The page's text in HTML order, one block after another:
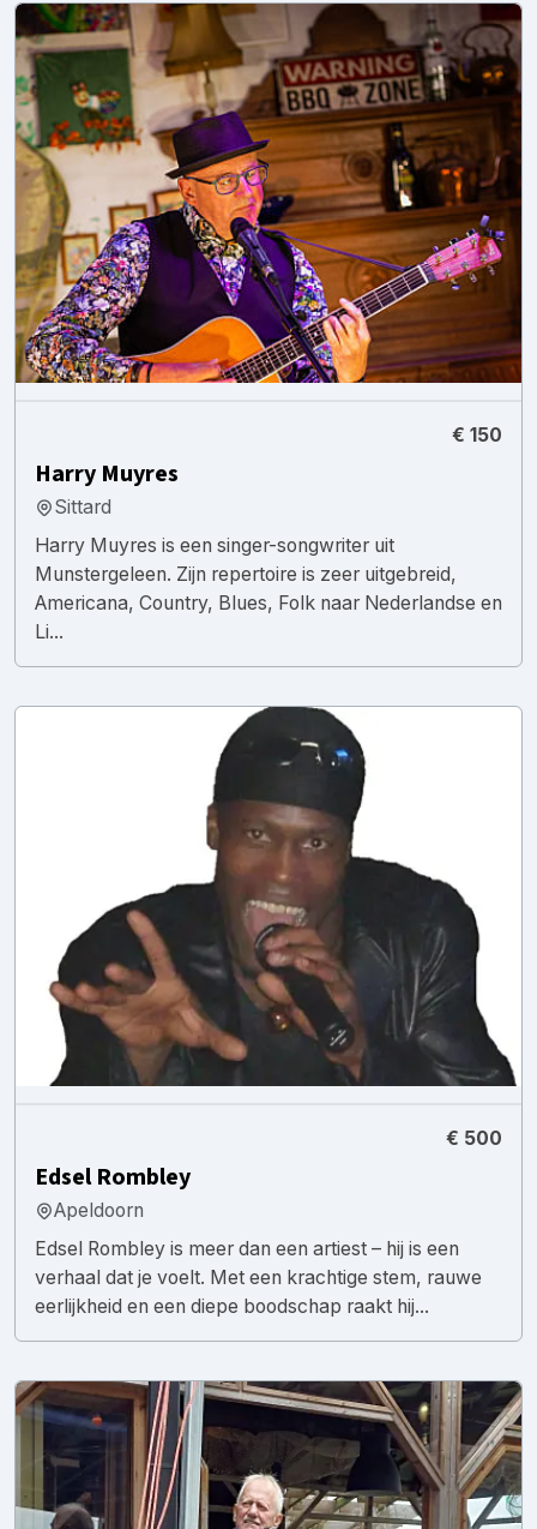
€ 150
Harry Muyres
Sittard
Harry Muyres is een singer-songwriter uit
Munstergeleen. Zijn repertoire is zeer uitgebreid,
Americana, Country, Blues, Folk naar Nederlandse en
Li...
€ 500
Edsel Rombley
Apeldoorn
Edsel Rombley is meer dan een artiest – hij is een
verhaal dat je voelt. Met een krachtige stem, rauwe
eerlijkheid en een diepe boodschap raakt hij...